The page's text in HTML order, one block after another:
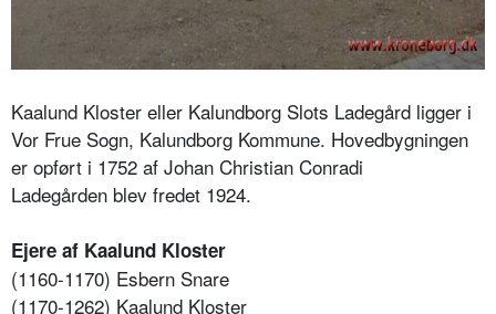
Kaalund Kloster eller Kalundborg Slots Ladegård ligger i
Vor Frue Sogn, Kalundborg Kommune. Hovedbygningen
er opført i 1752 af Johan Christian Conradi
Ladegården blev fredet 1924.
Ejere af Kaalund Kloster
(1160-1170) Esbern Snare
(1170-1262) Kaalund Kloster